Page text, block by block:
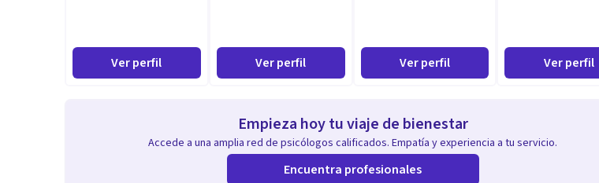
Ver perfil Ver perfil Ver perfil Ver perfil
Empieza hoy tu viaje de bienestar
Accede a una amplia red de psicólogos calificados. Empatía y experiencia a tu servicio.
Encuentra profesionales